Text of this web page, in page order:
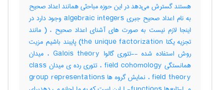
هستند گسترش می‌دهد در این حوزه مباحثی همانند اعداد صحیح
به نام اعداد صحیح جبری algebraic integers وجود دارد در
اینجا لازم نیست به صورت های آشنای اعداد صحیح ، ( مانند
تجزیه یکتا the unique factorization) پایبند باشیم مزیت
روش استفاده شده --تئوری گالوا Galois theory ، میدان
همانستگی field cohomology ، تئوری رده ی میدان class
field theory ، نمایش گروه ها group representations